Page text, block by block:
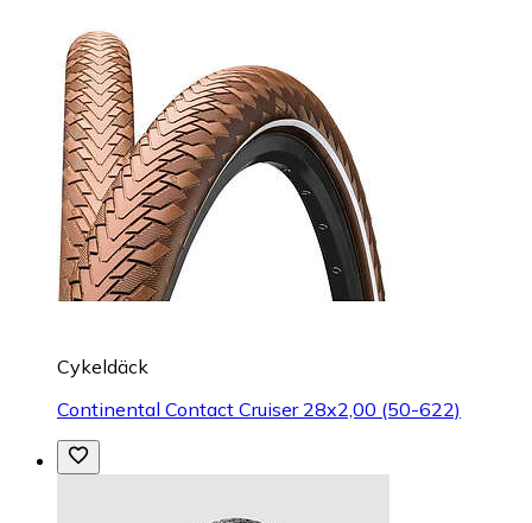
Cykeldäck
Continental Contact Cruiser 28x2,00 (50-622)